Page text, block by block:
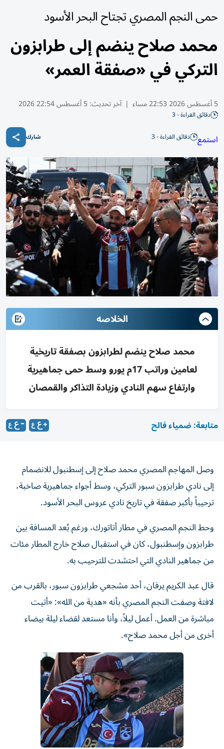
حمى النجم المصري تجتاح البحر الأسود
محمد صلاح ينضم إلى طرابزون
التركي في «صفقة العمر»
5 أغسطس 2026 22:53 مساء | آخر تحديث:5 أغسطس 22:54 2026
دقائق القراءة - 3
استمع دقائق القراءة - 3 شارك
الخلاصه
محمد صلاح ينضم لطرابزون بصفقة تاريخية
لعامين وراتب 17م يورو وسط حمى جماهيرية
وارتفاع سهم النادي وزيادة التذاكر والقمصان
متابعة: ضمياء فالح
إلى نادي طرابزون سبور التركي، وسط أجواء جماهيرية صاخبة،
ترحيباً بأكبر صفقة في تاريخ نادي عروس البحر الأسود.
وحط النجم المصري في مطار أتاتورك، ورغم بُعد المسافة بين
طرابزون وإسطنبول، كان في استقبال صلاح خارج المطار مئات
من جماهير النادي التي احتشدت للترحيب به.
قال عبد الكريم يرفان، أحد مشجعي طرابزون سبور، بالقرب من
لافتة وصفت النجم المصري بأنه «هدية من الله»: «أتيت
مباشرة من العمل. أعمل ليلاً، وأنا مستعد لقضاء ليلة بيضاء
أخرى من أجل محمد صلاح».